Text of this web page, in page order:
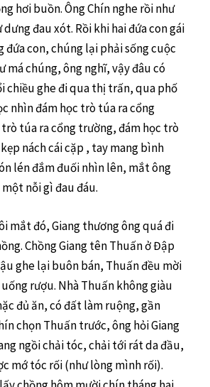
hơi buồn. Ông Chín nghe rồi như
đau xót. Rồi khi hai đứa con gái
đứa con, chúng lại phải sống cuộc
má chúng, ông nghĩ, vậy đâu có
chiều ghe đi qua thị trấn, qua phố
nhìn đám học trò túa ra cổng
túa ra cổng trường, đám học trò
nách cái cặp , tay mang bình
lén đắm đuối nhìn lên, mắt ông
nỗi gì đau đáu.
mắt đó, Giang thương ông quá đi
Chồng Giang tên Thuấn ở Đập
ghe lại buôn bán, Thuấn đều mời
rượu. Nhà Thuấn không giàu
đủ ăn, có đất làm ruộng, gần
chọn Thuấn trước, ông hỏi Giang
ngồi chải tóc, chải tới rát da đầu,
mớ tóc rối (như lòng mình rối).